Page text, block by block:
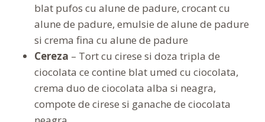
blat pufos cu alune de padure, crocant cu
alune de padure, emulsie de alune de padure
si crema fina cu alune de padure
Cereza – Tort cu cirese si doza tripla de
ciocolata ce contine blat umed cu ciocolata,
crema duo de ciocolata alba si neagra,
compote de cirese si ganache de ciocolata